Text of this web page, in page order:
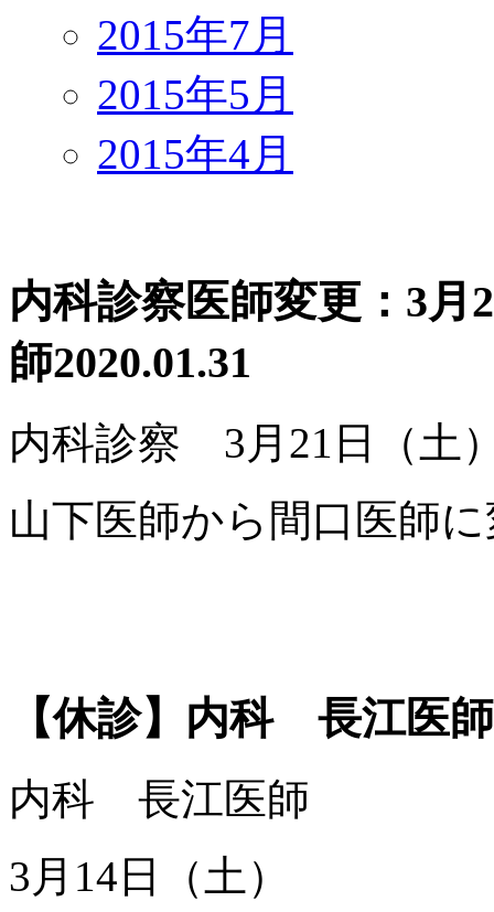
2015年7月
2015年5月
2015年4月
内科診察医師変更：3
師2020.01.31
内科診察 3月21日（土
山下医師から間口医師
【休診】内科 長江医
内科 長江医師
3月14日（土）